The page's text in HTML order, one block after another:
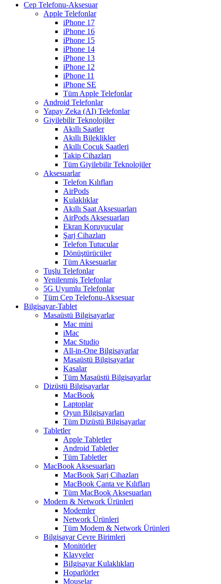
Cep Telefonu-Aksesuar
Apple Telefonlar
iPhone 17
iPhone 16
iPhone 15
iPhone 14
iPhone 13
iPhone 12
iPhone 11
iPhone SE
Tüm Apple Telefonlar
Android Telefonlar
Yapay Zeka (AI) Telefonlar
Giyilebilir Teknolojiler
Akıllı Saatler
Akıllı Bileklikler
Akıllı Çocuk Saatleri
Takip Cihazları
Tüm Giyilebilir Teknolojiler
Aksesuarlar
Telefon Kılıfları
AirPods
Kulaklıklar
Akıllı Saat Aksesuarları
AirPods Aksesuarları
Ekran Koruyucular
Şarj Cihazları
Telefon Tutucular
Dönüştürücüler
Tüm Aksesuarlar
Tuşlu Telefonlar
Yenilenmiş Telefonlar
5G Uyumlu Telefonlar
Tüm Cep Telefonu-Aksesuar
Bilgisayar-Tablet
Masaüstü Bilgisayarlar
Mac mini
iMac
Mac Studio
All-in-One Bilgisayarlar
Masaüstü Bilgisayarlar
Kasalar
Tüm Masaüstü Bilgisayarlar
Dizüstü Bilgisayarlar
MacBook
Laptoplar
Oyun Bilgisayarları
Tüm Dizüstü Bilgisayarlar
Tabletler
Apple Tabletler
Android Tabletler
Tüm Tabletler
MacBook Aksesuarları
MacBook Şarj Cihazları
MacBook Çanta ve Kılıfları
Tüm MacBook Aksesuarları
Modem & Network Ürünleri
Modemler
Network Ürünleri
Tüm Modem & Network Ürünleri
Bilgisayar Çevre Birimleri
Monitörler
Klavyeler
BiIgisayar Kulaklıkları
Hoparlörler
Mouselar